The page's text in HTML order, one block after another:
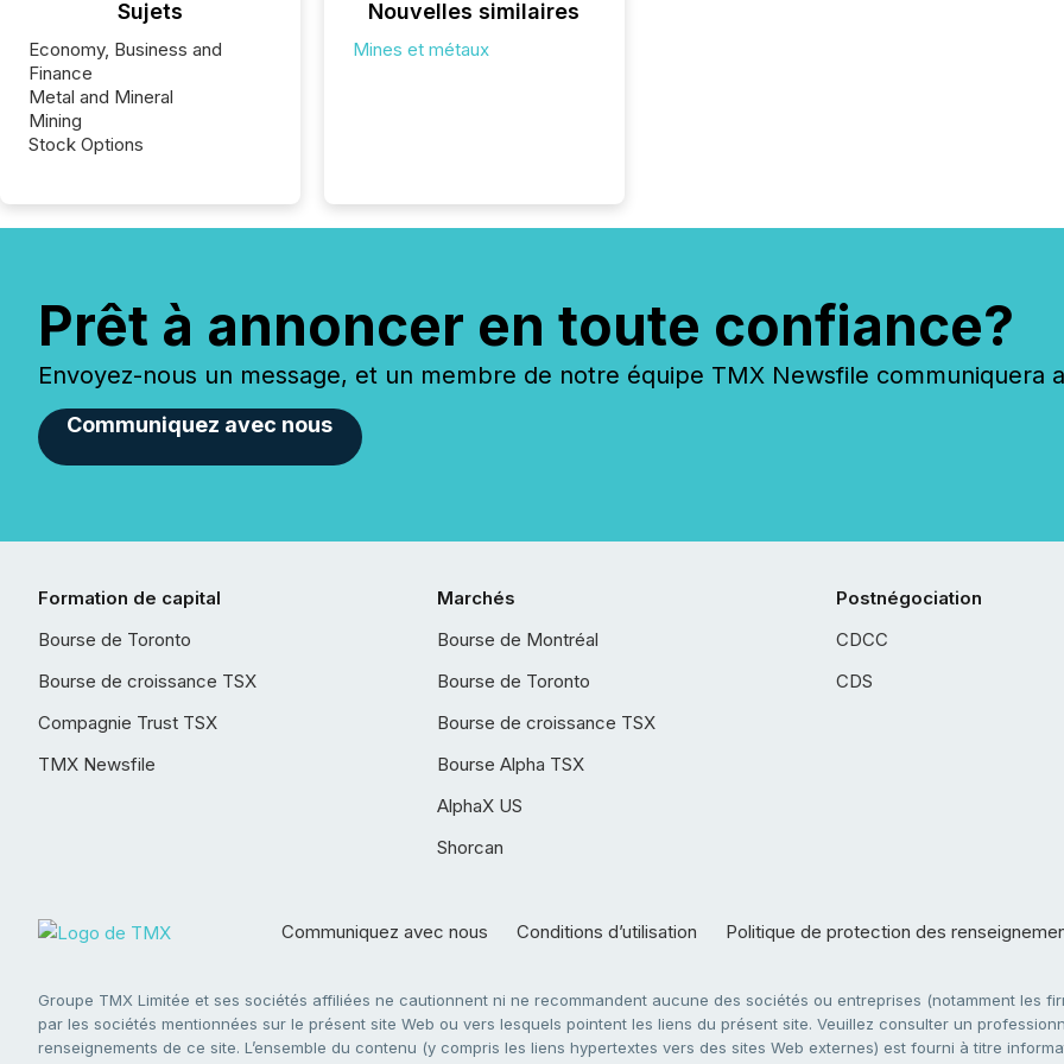
Sujets
Economy, Business and
Finance
Metal and Mineral
Mining
Stock Options
Nouvelles similaires
Mines et métaux
Prêt à annoncer en toute confiance?
Envoyez-nous un message, et un membre de notre équipe TMX Newsfile communiquera
Communiquez avec nous
Formation de capital
Bourse de Toronto
Bourse de croissance TSX
Compagnie Trust TSX
TMX Newsfile
Marchés
Bourse de Montréal
Bourse de Toronto
Bourse de croissance TSX
Bourse Alpha TSX
AlphaX US
Shorcan
Postnégociation
CDCC
CDS
Communiquez avec nous Conditions d’utilisation Politique de protection des
Groupe TMX Limitée et ses sociétés affiliées ne cautionnent ni ne recommandent aucune des sociétés ou entreprises (notamment les
par les sociétés mentionnées sur le présent site Web ou vers lesquels pointent les liens du présent site. Veuillez consulter un
renseignements de ce site. L’ensemble du contenu (y compris les liens hypertextes vers des sites Web externes) est fourni à titre